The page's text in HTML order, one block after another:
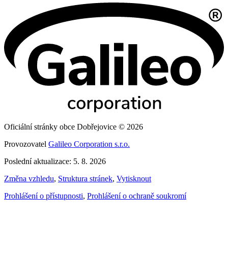
Oficiální stránky obce Dobřejovice © 2026
Provozovatel Galileo Corporation s.r.o.
Poslední aktualizace: 5. 8. 2026
Změna vzhledu, Struktura stránek, Vytisknout
Prohlášení o přístupnosti, Prohlášení o ochraně soukromí